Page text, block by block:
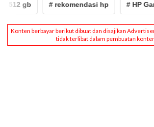
gb # rekomendasi hp # HP Gaming